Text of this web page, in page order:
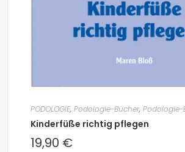
PODOLOGIE, Podologie-Bücher, Podologie-
Kinderfüße richtig pflegen
19,90 €